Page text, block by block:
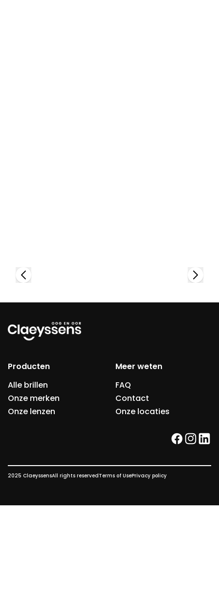
Producten
Alle brillen
Onze merken
Onze lenzen
Meer weten
FAQ
Contact
Onze locaties
facebook
2025 ClaeyssensAll rights reservedTerms of UsePrivacy policy